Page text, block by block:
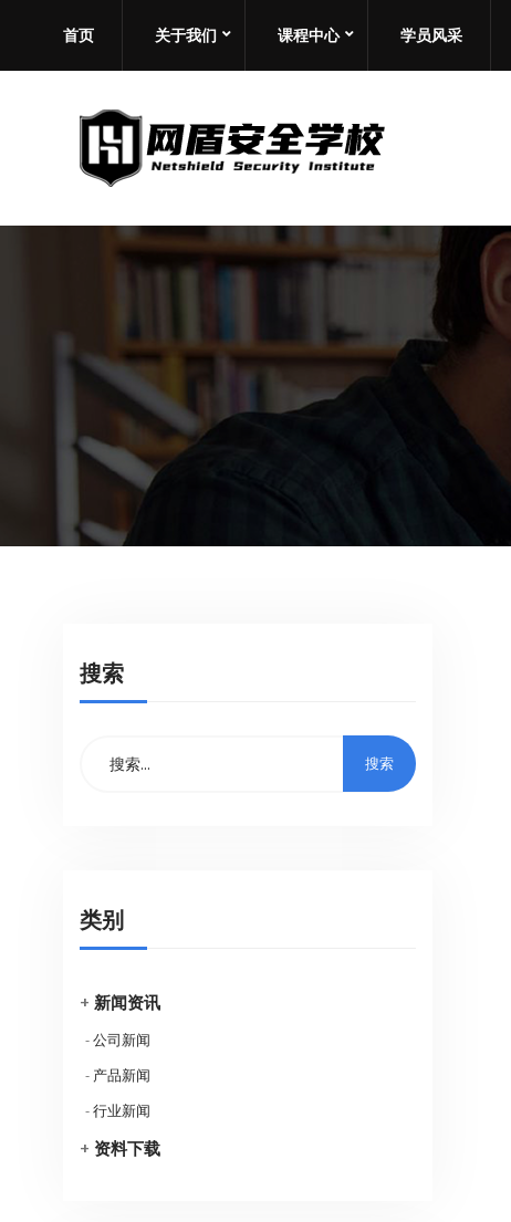
首页 关于我们 课程中心 学员风采
搜索
类别
+ 新闻资讯
-公司新闻
- 产品新闻
-行业新闻
+ 资料下载